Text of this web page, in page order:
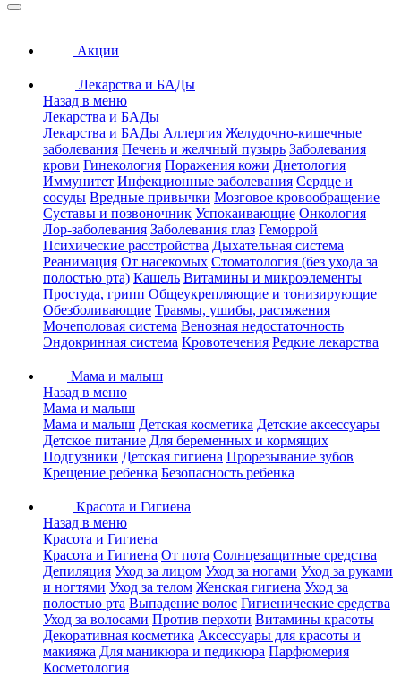
Акции
Лекарства и БАДы
Назад в меню
Лекарства и БАДы
Лекарства и БАДы Аллергия Желудочно-кишечные
заболевания Печень и желчный пузырь Заболевания
крови Гинекология Поражения кожи Диетология
Иммунитет Инфекционные заболевания Сердце и
сосуды Вредные привычки Мозговое кровообращение
Суставы и позвоночник Успокаивающие Онкология
Лор-заболевания Заболевания глаз Геморрой
Психические расстройства Дыхательная система
Реанимация От насекомых Стоматология (без ухода за
полостью рта) Кашель Витамины и микроэлементы
Простуда, грипп Общеукрепляющие и тонизирующие
Обезболивающие Травмы, ушибы, растяжения
Мочеполовая система Венозная недостаточность
Эндокринная система Кровотечения Редкие лекарства
Мама и малыш
Назад в меню
Мама и малыш
Мама и малыш Детская косметика Детские аксессуары
Детское питание Для беременных и кормящих
Подгузники Детская гигиена Прорезывание зубов
Крещение ребенка Безопасность ребенка
Красота и Гигиена
Назад в меню
Красота и Гигиена
Красота и Гигиена От пота Солнцезащитные средства
Депиляция Уход за лицом Уход за ногами Уход за руками
и ногтями Уход за телом Женская гигиена Уход за
полостью рта Выпадение волос Гигиенические средства
Уход за волосами Против перхоти Витамины красоты
Декоративная косметика Аксессуары для красоты и
макияжа Для маникюра и педикюра Парфюмерия
Косметология